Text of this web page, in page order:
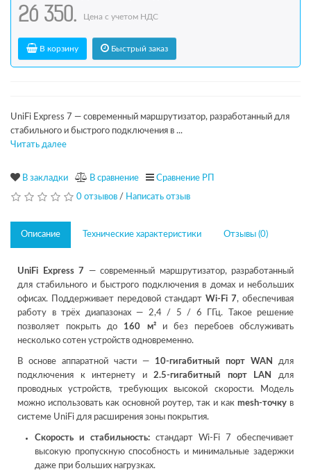
26 350. Цена с учетом НДС
В корзину Быстрый заказ
UniFi Express 7 — современный маршрутизатор, разработанный для
стабильного и быстрого подключения в ...
Читать далее
В закладки В сравнение Сравнение РП
0 отзывов / Написать отзыв
Описание Технические характеристики Отзывы (0)
UniFi Express 7 — современный маршрутизатор, разработанный
для стабильного и быстрого подключения в домах и небольших
офисах. Поддерживает передовой стандарт Wi-Fi 7, обеспечивая
работу в трёх диапазонах — 2,4 / 5 / 6 ГГц. Такое решение
позволяет покрыть до 160 м²и без перебоев обслуживать
несколько сотен устройств одновременно.
В основе аппаратной части — 10-гигабитный порт WAN
для
подключения к интернету и2.5-гигабитный порт LAN
для
проводных устройств, требующих высокой скорости. Модель
можно использовать как основной роутер, так и как mesh-точку в
системе UniFi для расширения зоны покрытия.
Скорость и стабильность: стандарт Wi-Fi 7 обеспечивает
высокую пропускную способность и минимальные задержки
даже при больших нагрузках.